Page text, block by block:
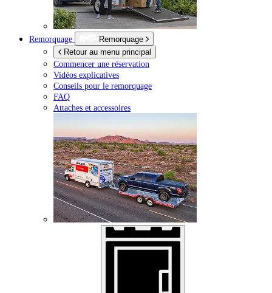
Remorquage
Remorquage
Retour au menu principal
Commencer une réservation
Vidéos explicatives
Conseils pour le remorquage
FAQ
Attaches et accessoires